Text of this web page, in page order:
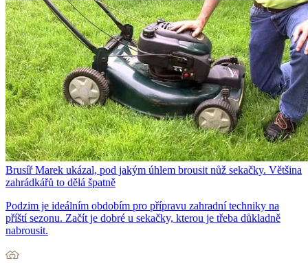
Brusíř Marek ukázal, pod jakým úhlem brousit nůž sekačky. Většina
zahrádkářů to dělá špatně
Podzim je ideálním obdobím pro přípravu zahradní techniky na
příští sezonu. Začít je dobré u sekačky, kterou je třeba důkladně
nabrousit.